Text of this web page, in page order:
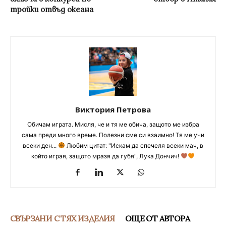
тройки отвъд океана
Виктория Петрова
Обичам играта. Мисля, че и тя ме обича, защото ме избра
сама преди много време. Полезни сме си взаимно! Тя ме учи
всеки ден...
Любим цитат: "Искам да спечеля всеки мач, в
който играя, защото мразя да губя", Лука Дончич!
СВЪРЗАНИ С ТЯХ ИЗДЕЛИЯ ОЩЕ ОТ АВТОРА